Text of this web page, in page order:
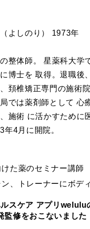
しのり） 1973年
整体師。 星薬科大学
博士を 取得。退職後
頚椎矯正専門の施術
では薬剤師として 心
施術 に活かすために
4月に開院。
た薬のセミナー講師
、トレーナーにボデ
ルスケア アプリwelulu
監修をおこないました